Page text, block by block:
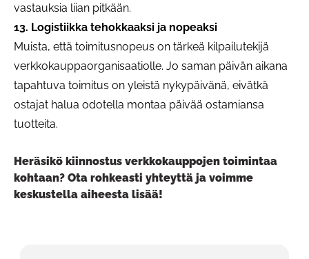
vastauksia liian pitkään.
13. Logistiikka tehokkaaksi ja nopeaksi
Muista, että toimitusnopeus on tärkeä kilpailutekijä
verkkokauppaorganisaatiolle. Jo saman päivän aikana
tapahtuva toimitus on yleistä nykypäivänä, eivätkä
ostajat halua odotella montaa päivää ostamiansa
tuotteita.
Heräsikö kiinnostus verkkokauppojen toimintaa
kohtaan? Ota rohkeasti yhteyttä ja voimme
keskustella aiheesta lisää!